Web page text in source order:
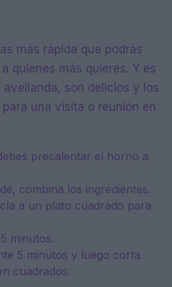
más rápida que podrás
quienes más quieres. Y es
son delicios y los
una visita o reunión en
precalentar el horno a
combina los ingredientes.
a un plato cuadrado para
minutos.
5 minutos y luego corta
cuadrados.